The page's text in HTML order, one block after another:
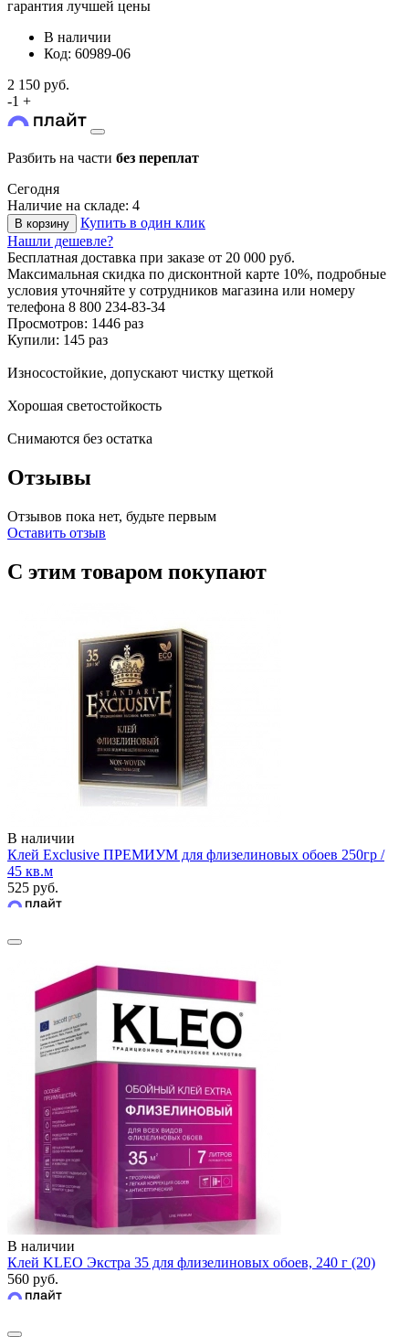
гарантия лучшей цены
В наличии
Код: 60989-06
2 150 руб.
-1 +
Разбить на части без переплат
Сегодня
Наличие на складе: 4
В корзину
Купить в один клик
Нашли дешевле?
Бесплатная доставка при заказе от 20 000 руб.
Максимальная скидка по дисконтной карте 10%, подробные
условия уточняйте у сотрудников магазина или номеру
телефона 8 800 234-83-34
Просмотров: 1446 раз
Купили: 145 раз
Износостойкие, допускают чистку щеткой
Хорошая светостойкость
Снимаются без остатка
Отзывы
Отзывов пока нет, будьте первым
Оставить отзыв
С этим товаром покупают
В наличии
Клей Exclusive ПРЕМИУМ для флизелиновых обоев 250гр /
45 кв.м
525 руб.
В наличии
Клей KLEO Экстра 35 для флизелиновых обоев, 240 г (20)
560 руб.